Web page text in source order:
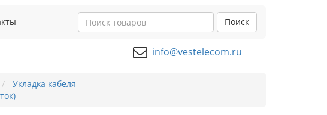
Поиск
info@vestelecom.ru
Укладка кабеля